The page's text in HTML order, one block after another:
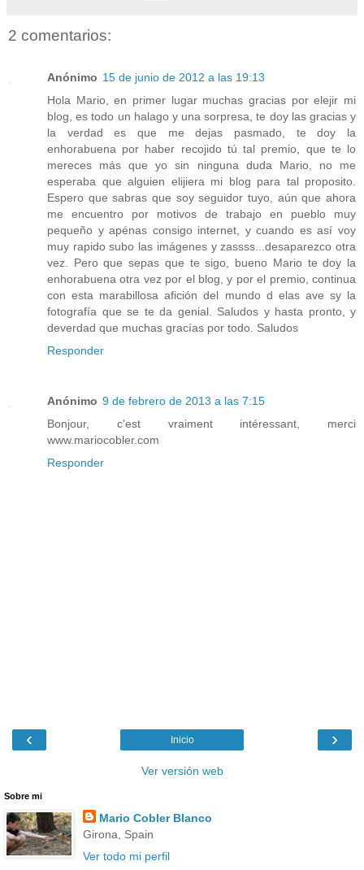
2 comentarios:
Anónimo 15 de junio de 2012 a las 19:13
Hola Mario, en primer lugar muchas gracias por elejir mi
blog, es todo un halago y una sorpresa, te doy las gracias y
la verdad es que me dejas pasmado, te doy la
enhorabuena por haber recojido tú tal premio, que te lo
mereces más que yo sin ninguna duda Mario, no me
esperaba que alguien elijiera mi blog para tal proposito.
Espero que sabras que soy seguidor tuyo, aún que ahora
me encuentro por motivos de trabajo en pueblo muy
pequeño y apénas consigo internet, y cuando es así voy
muy rapido subo las imágenes y zassss...desaparezco otra
vez. Pero que sepas que te sigo, bueno Mario te doy la
enhorabuena otra vez por el blog, y por el premio, continua
con esta marabillosa afición del mundo d elas ave sy la
fotografía que se te da genial. Saludos y hasta pronto, y
deverdad que muchas gracías por todo. Saludos
Responder
Anónimo 9 de febrero de 2013 a las 7:15
Bonjour, c'est vraiment intéressant, merci
www.mariocobler.com
Responder
‹ ›
Inicio
Ver versión web
Sobre mi
Mario Cobler Blanco
Girona, Spain
Ver todo mi perfil